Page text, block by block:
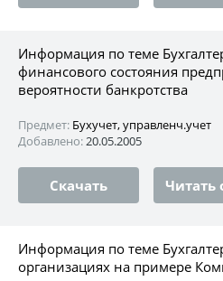
Информация по теме
финансового состояния
вероятности банкротства
Предмет: Бухучет, управленч.учет
Добавлено:20.05.2005
Скачать Читать
Информация по теме
организациях на примере